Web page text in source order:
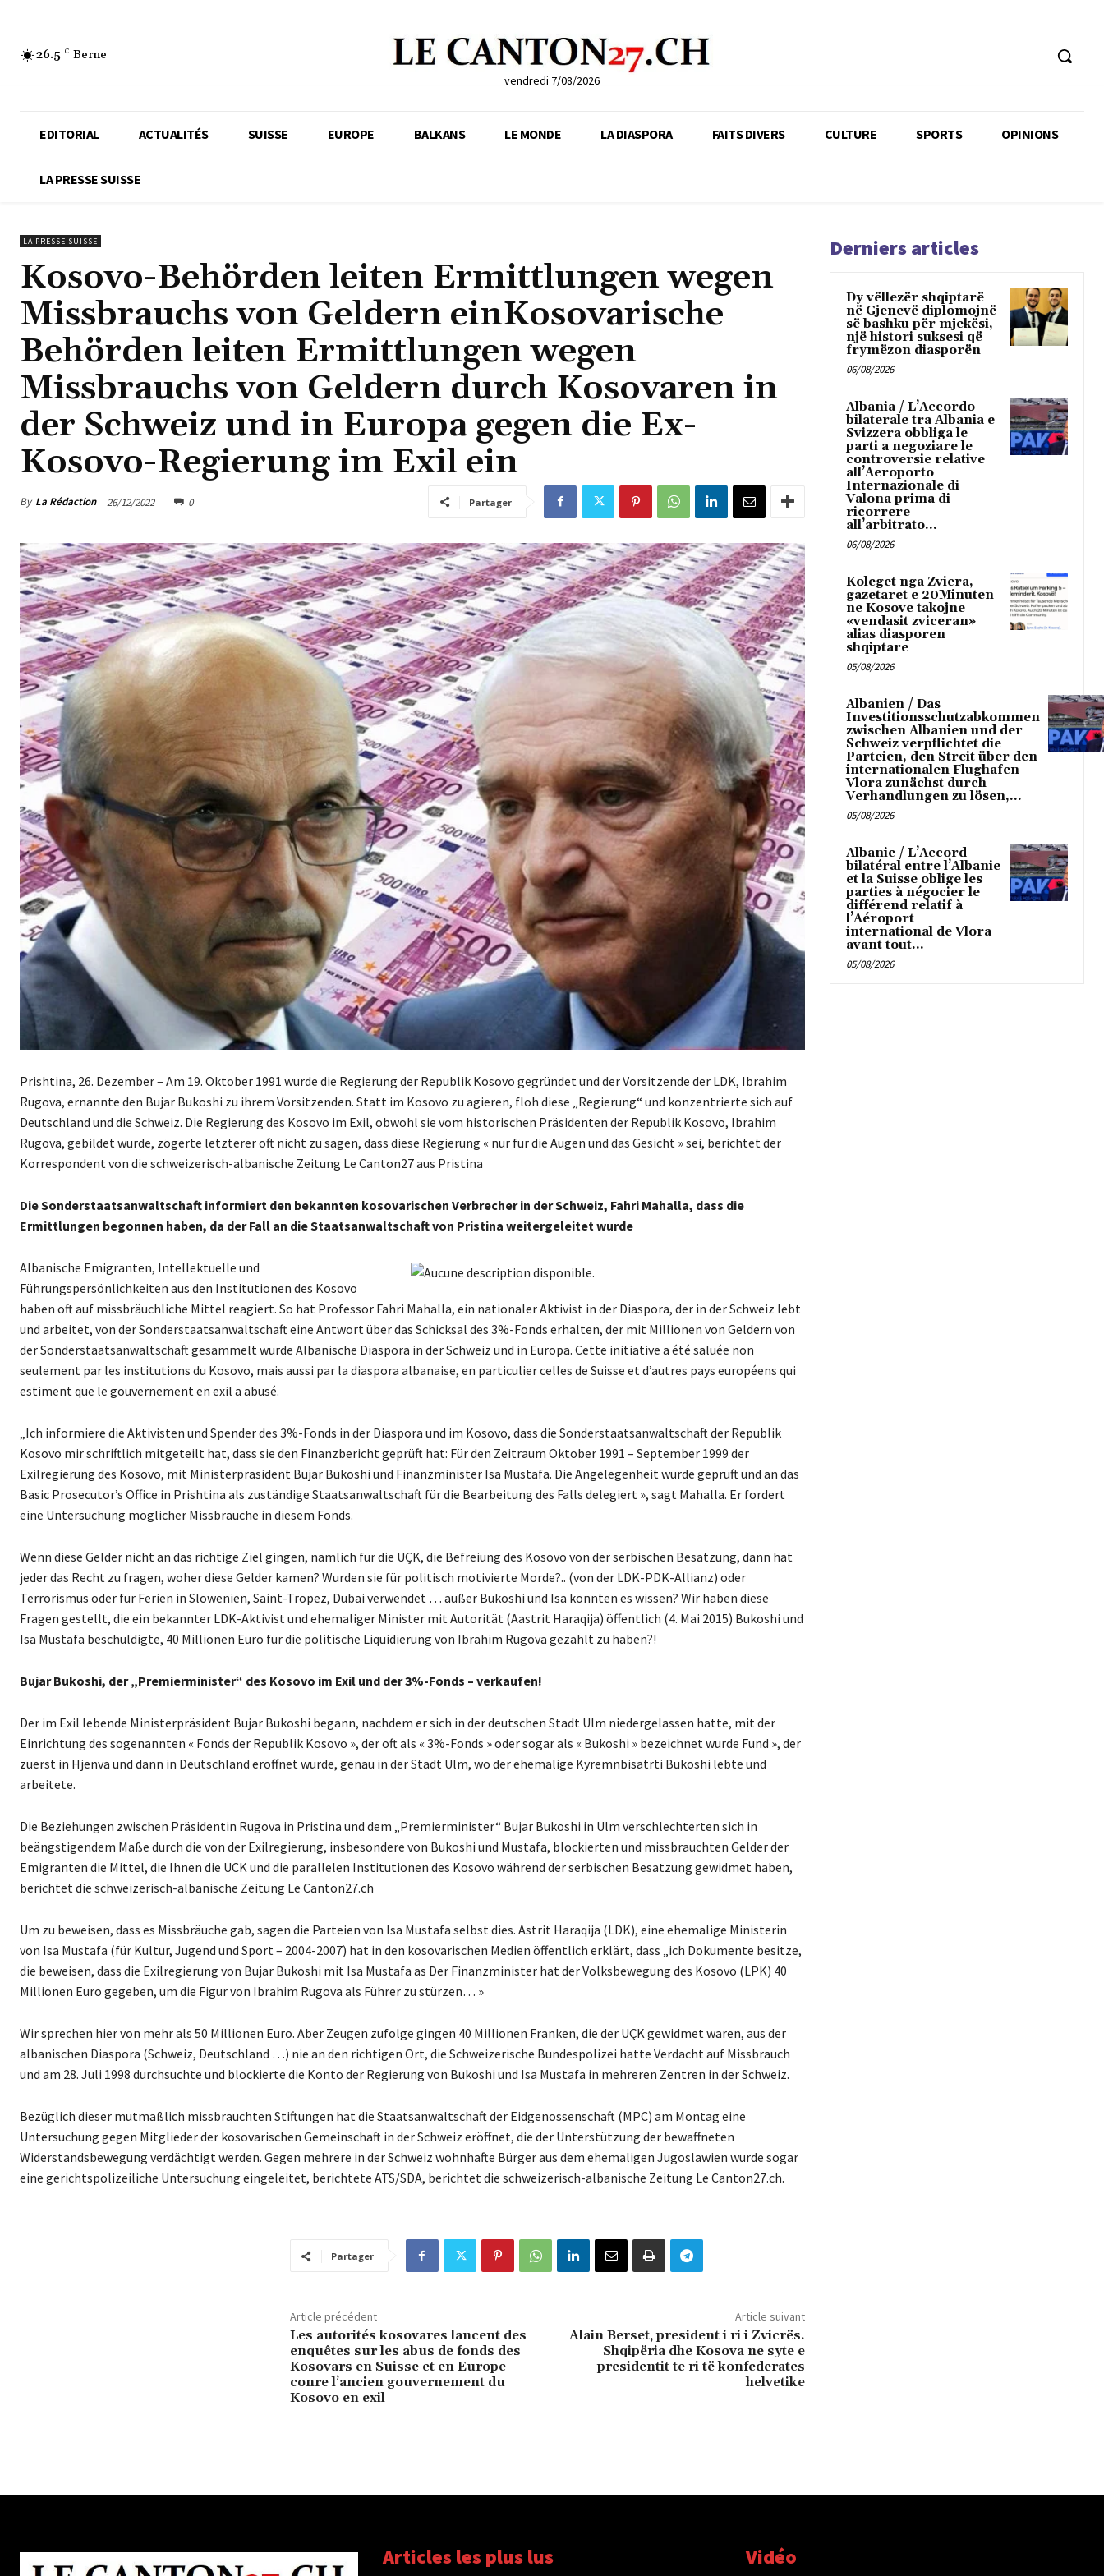
26.5 C Berne
vendredi 7/08/2026
EDITORIAL ACTUALITÉS SUISSE EUROPE BALKANS LE MONDE LA DIASPORA FAITS DIVERS CULTURE SPORTS OPINIONS
LA PRESSE SUISSE
LA PRESSE SUISSE
Kosovo-Behörden leiten Ermittlungen wegen
Missbrauchs von Geldern einKosovarische
Behörden leiten Ermittlungen wegen
Missbrauchs von Geldern durch Kosovaren in
der Schweiz und in Europa gegen die Ex-
Kosovo-Regierung im Exil ein
By La Rédaction 26/12/2022 0 Partager
Prishtina, 26. Dezember – Am 19. Oktober 1991 wurde die Regierung der Republik Kosovo gegründet und der Vorsitzende der LDK, Ibrahim
Rugova, ernannte den Bujar Bukoshi zu ihrem Vorsitzenden. Statt im Kosovo zu agieren, floh diese „Regierung“ und konzentrierte sich auf
Deutschland und die Schweiz. Die Regierung des Kosovo im Exil, obwohl sie vom historischen Präsidenten der Republik Kosovo, Ibrahim
Rugova, gebildet wurde, zögerte letzterer oft nicht zu sagen, dass diese Regierung « nur für die Augen und das Gesicht » sei, berichtet der
Korrespondent von die schweizerisch-albanische Zeitung Le Canton27 aus Pristina
Die Sonderstaatsanwaltschaft informiert den bekannten kosovarischen Verbrecher in der Schweiz, Fahri Mahalla, dass die
Ermittlungen begonnen haben, da der Fall an die Staatsanwaltschaft von Pristina weitergeleitet wurde
Albanische Emigranten, Intellektuelle und
Führungspersönlichkeiten aus den Institutionen des Kosovo
haben oft auf missbräuchliche Mittel reagiert. So hat Professor Fahri Mahalla, ein nationaler Aktivist in der Diaspora, der in der Schweiz lebt
und arbeitet, von der Sonderstaatsanwaltschaft eine Antwort über das Schicksal des 3%-Fonds erhalten, der mit Millionen von Geldern von
der Sonderstaatsanwaltschaft gesammelt wurde Albanische Diaspora in der Schweiz und in Europa. Cette initiative a été saluée non
seulement par les institutions du Kosovo, mais aussi par la diaspora albanaise, en particulier celles de Suisse et d’autres pays européens qui
estiment que le gouvernement en exil a abusé.
„Ich informiere die Aktivisten und Spender des 3%-Fonds in der Diaspora und im Kosovo, dass die Sonderstaatsanwaltschaft der Republik
Kosovo mir schriftlich mitgeteilt hat, dass sie den Finanzbericht geprüft hat: Für den Zeitraum Oktober 1991 – September 1999 der
Exilregierung des Kosovo, mit Ministerpräsident Bujar Bukoshi und Finanzminister Isa Mustafa. Die Angelegenheit wurde geprüft und an das
Basic Prosecutor’s Office in Prishtina als zuständige Staatsanwaltschaft für die Bearbeitung des Falls delegiert », sagt Mahalla. Er fordert
eine Untersuchung möglicher Missbräuche in diesem Fonds.
Wenn diese Gelder nicht an das richtige Ziel gingen, nämlich für die UÇK, die Befreiung des Kosovo von der serbischen Besatzung, dann hat
jeder das Recht zu fragen, woher diese Gelder kamen? Wurden sie für politisch motivierte Morde?.. (von der LDK-PDK-Allianz) oder
Terrorismus oder für Ferien in Slowenien, Saint-Tropez, Dubai verwendet … außer Bukoshi und Isa könnten es wissen? Wir haben diese
Fragen gestellt, die ein bekannter LDK-Aktivist und ehemaliger Minister mit Autorität (Aastrit Haraqija) öffentlich (4. Mai 2015) Bukoshi und
Isa Mustafa beschuldigte, 40 Millionen Euro für die politische Liquidierung von Ibrahim Rugova gezahlt zu haben?!
Bujar Bukoshi, der „Premierminister“ des Kosovo im Exil und der 3%-Fonds – verkaufen!
Der im Exil lebende Ministerpräsident Bujar Bukoshi begann, nachdem er sich in der deutschen Stadt Ulm niedergelassen hatte, mit der
Einrichtung des sogenannten « Fonds der Republik Kosovo », der oft als « 3%-Fonds » oder sogar als « Bukoshi » bezeichnet wurde Fund », der
zuerst in Hjenva und dann in Deutschland eröffnet wurde, genau in der Stadt Ulm, wo der ehemalige Kyremnbisatrti Bukoshi lebte und
arbeitete.
Die Beziehungen zwischen Präsidentin Rugova in Pristina und dem „Premierminister“ Bujar Bukoshi in Ulm verschlechterten sich in
beängstigendem Maße durch die von der Exilregierung, insbesondere von Bukoshi und Mustafa, blockierten und missbrauchten Gelder der
Emigranten die Mittel, die Ihnen die UCK und die parallelen Institutionen des Kosovo während der serbischen Besatzung gewidmet haben,
berichtet die schweizerisch-albanische Zeitung Le Canton27.ch
Um zu beweisen, dass es Missbräuche gab, sagen die Parteien von Isa Mustafa selbst dies. Astrit Haraqija (LDK), eine ehemalige Ministerin
von Isa Mustafa (für Kultur, Jugend und Sport – 2004-2007) hat in den kosovarischen Medien öffentlich erklärt, dass „ich Dokumente besitze,
die beweisen, dass die Exilregierung von Bujar Bukoshi mit Isa Mustafa as Der Finanzminister hat der Volksbewegung des Kosovo (LPK) 40
Millionen Euro gegeben, um die Figur von Ibrahim Rugova als Führer zu stürzen… »
Wir sprechen hier von mehr als 50 Millionen Euro. Aber Zeugen zufolge gingen 40 Millionen Franken, die der UÇK gewidmet waren, aus der
albanischen Diaspora (Schweiz, Deutschland …) nie an den richtigen Ort, die Schweizerische Bundespolizei hatte Verdacht auf Missbrauch
und am 28. Juli 1998 durchsuchte und blockierte die Konto der Regierung von Bukoshi und Isa Mustafa in mehreren Zentren in der Schweiz.
Bezüglich dieser mutmaßlich missbrauchten Stiftungen hat die Staatsanwaltschaft der Eidgenossenschaft (MPC) am Montag eine
Untersuchung gegen Mitglieder der kosovarischen Gemeinschaft in der Schweiz eröffnet, die der Unterstützung der bewaffneten
Widerstandsbewegung verdächtigt werden. Gegen mehrere in der Schweiz wohnhafte Bürger aus dem ehemaligen Jugoslawien wurde sogar
eine gerichtspolizeiliche Untersuchung eingeleitet, berichtete ATS/SDA, berichtet die schweizerisch-albanische Zeitung Le Canton27.ch.
Partager
Article précédent
Les autorités kosovares lancent des
enquêtes sur les abus de fonds des
Kosovars en Suisse et en Europe
conre l’ancien gouvernement du
Kosovo en exil
Article suivant
Alain Berset, president i ri i Zvicrës.
Shqipëria dhe Kosova ne syte e
presidentit te ri të konfederates
helvetike
Derniers articles
Dy vëllezër shqiptarë
në Gjenevë diplomojnë
së bashku për mjekësi,
një histori suksesi që
frymëzon diasporën
06/08/2026
Albania / L’Accordo
bilaterale tra Albania e
Svizzera obbliga le
parti a negoziare le
controversie relative
all’Aeroporto
Internazionale di
Valona prima di
ricorrere
all’arbitrato...
06/08/2026
Koleget nga Zvicra,
gazetaret e 20Minuten
ne Kosove takojne
«vendasit zviceran»
alias diasporen
shqiptare
05/08/2026
Albanien / Das
Investitionsschutzabkommen
zwischen Albanien und der
Schweiz verpflichtet die
Parteien, den Streit über den
internationalen Flughafen
Vlora zunächst durch
Verhandlungen zu lösen,...
05/08/2026
Albanie / L’Accord
bilatéral entre l’Albanie
et la Suisse oblige les
parties à négocier le
différend relatif à
l’Aéroport
international de Vlora
avant tout...
05/08/2026
Articles les plus lus Vidéo